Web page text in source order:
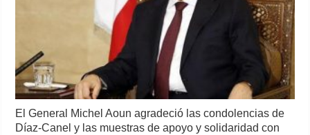
El General Michel Aoun agradeció las condolencias de
Díaz-Canel y las muestras de apoyo y solidaridad con